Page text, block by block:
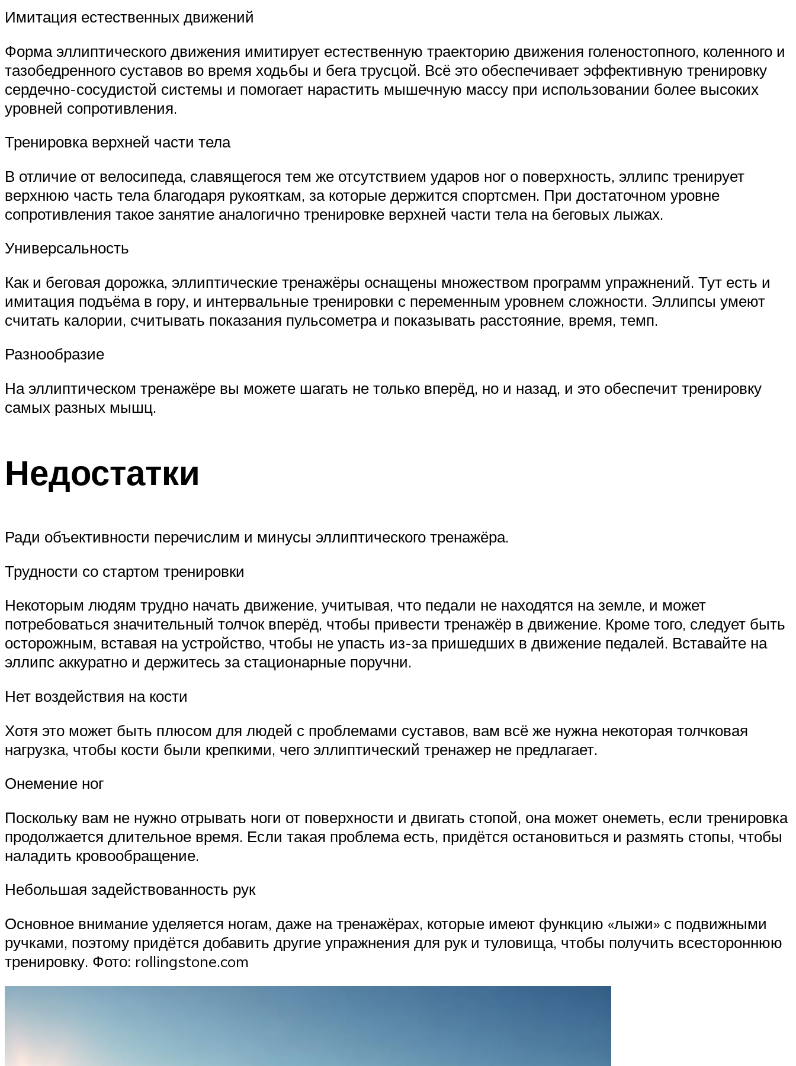
Имитация естественных движений
Форма эллиптического движения имитирует естественную траекторию движения голеностопного, коленного и
тазобедренного суставов во время ходьбы и бега трусцой. Всё это обеспечивает эффективную тренировку
сердечно-сосудистой системы и помогает нарастить мышечную массу при использовании более высоких
уровней сопротивления.
Тренировка верхней части тела
В отличие от велосипеда, славящегося тем же отсутствием ударов ног о поверхность, эллипс тренирует
верхнюю часть тела благодаря рукояткам, за которые держится спортсмен. При достаточном уровне
сопротивления такое занятие аналогично тренировке верхней части тела на беговых лыжах.
Универсальность
Как и беговая дорожка, эллиптические тренажёры оснащены множеством программ упражнений. Тут есть и
имитация подъёма в гору, и интервальные тренировки с переменным уровнем сложности. Эллипсы умеют
считать калории, считывать показания пульсометра и показывать расстояние, время, темп.
Разнообразие
На эллиптическом тренажёре вы можете шагать не только вперёд, но и назад, и это обеспечит тренировку
самых разных мышц.
Недостатки
Ради объективности перечислим и минусы эллиптического тренажёра.
Трудности со стартом тренировки
Некоторым людям трудно начать движение, учитывая, что педали не находятся на земле, и может
потребоваться значительный толчок вперёд, чтобы привести тренажёр в движение. Кроме того, следует быть
осторожным, вставая на устройство, чтобы не упасть из-за пришедших в движение педалей. Вставайте на
эллипс аккуратно и держитесь за стационарные поручни.
Нет воздействия на кости
Хотя это может быть плюсом для людей с проблемами суставов, вам всё же нужна некоторая толчковая
нагрузка, чтобы кости были крепкими, чего эллиптический тренажер не предлагает.
Онемение ног
Поскольку вам не нужно отрывать ноги от поверхности и двигать стопой, она может онеметь, если тренировка
продолжается длительное время. Если такая проблема есть, придётся остановиться и размять стопы, чтобы
наладить кровообращение.
Небольшая задействованность рук
Основное внимание уделяется ногам, даже на тренажёрах, которые имеют функцию «лыжи» с подвижными
ручками, поэтому придётся добавить другие упражнения для рук и туловища, чтобы получить всестороннюю
тренировку. Фото: rollingstone.com